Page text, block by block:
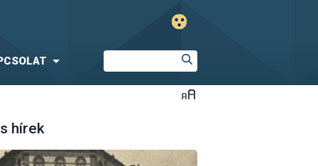
hírek